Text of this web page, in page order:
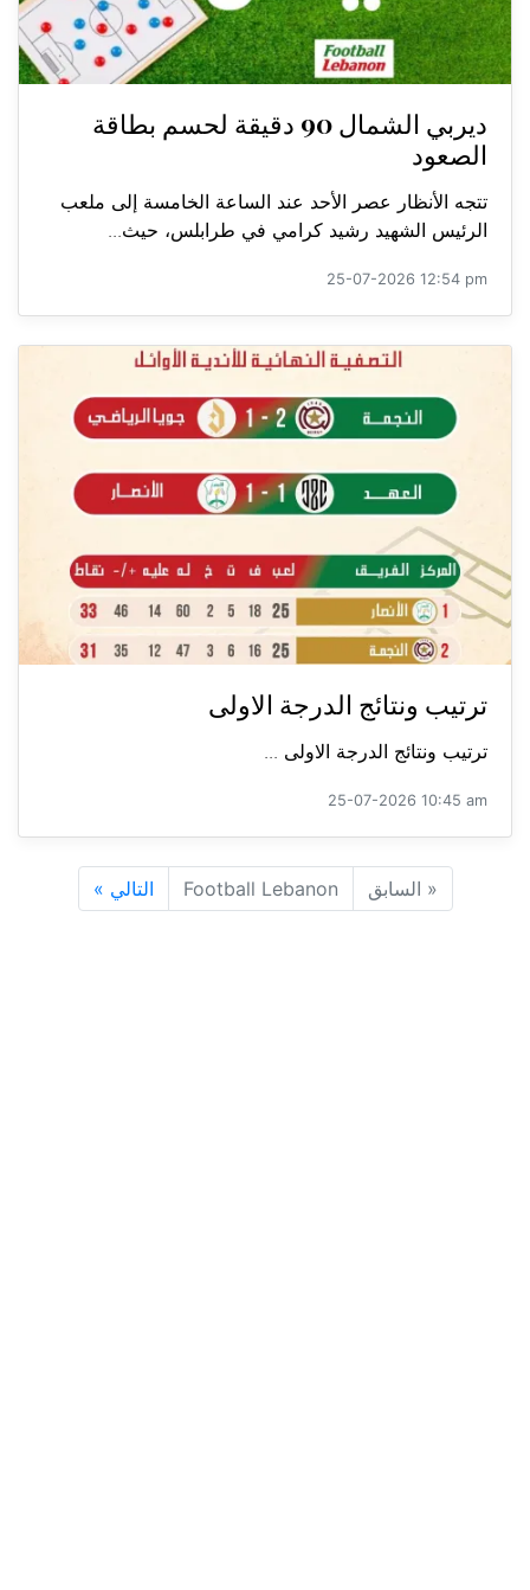
ديربي الشمال 90 دقيقة لحسم بطاقة
الصعود
تتجه الأنظار عصر الأحد عند الساعة الخامسة إلى ملعب
الرئيس الشهيد رشيد كرامي في طرابلس، حيث...
25-07-2026 12:54 pm
ترتيب ونتائج الدرجة الاولى
ترتيب ونتائج الدرجة الاولى ...
25-07-2026 10:45 am
« السابق Football Lebanon التالي »